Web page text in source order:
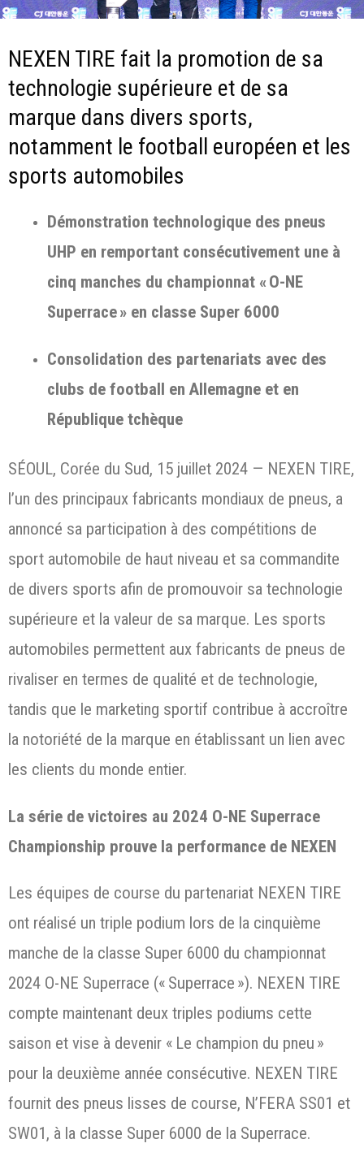
NEXEN TIRE fait la promotion de sa
technologie supérieure et de sa
marque dans divers sports,
notamment le football européen et les
sports automobiles
Démonstration technologique des pneus
UHP en remportant consécutivement une à
cinq manches du championnat « O-NE
Superrace » en classe Super 6000
Consolidation des partenariats avec des
clubs de football en Allemagne et en
République tchèque
SÉOUL, Corée du Sud, 15 juillet 2024 — NEXEN TIRE,
l’un des principaux fabricants mondiaux de pneus, a
annoncé sa participation à des compétitions de
sport automobile de haut niveau et sa commandite
de divers sports afin de promouvoir sa technologie
supérieure et la valeur de sa marque. Les sports
automobiles permettent aux fabricants de pneus de
rivaliser en termes de qualité et de technologie,
tandis que le marketing sportif contribue à accroître
la notoriété de la marque en établissant un lien avec
les clients du monde entier.
La série de victoires au 2024 O-NE Superrace
Championship prouve la performance de NEXEN
Les équipes de course du partenariat NEXEN TIRE
ont réalisé un triple podium lors de la cinquième
manche de la classe Super 6000 du championnat
2024 O-NE Superrace (« Superrace »). NEXEN TIRE
compte maintenant deux triples podiums cette
saison et vise à devenir « Le champion du pneu »
pour la deuxième année consécutive. NEXEN TIRE
fournit des pneus lisses de course, N’FERA SS01 et
SW01, à la classe Super 6000 de la Superrace.